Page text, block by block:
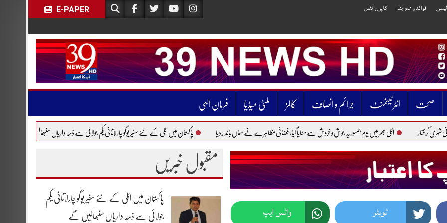
E-PAPER قوائد و ضوابط
کاپی رائٹس
صحت انٹرٹینمنٹ جرائم و انصاف کالمز ملٹی میڈیا فرمان الہی
اٹلی بھر میں یومِ جمہوریہ جوش و خروش سے منایا گیا، فضائی مظاہرے نے سماں باندھ دیا پاکستان میں اٹلی کے نئے سفیر یوگو چارلاتانی یکم جولائی سے ذمہ داریاں سنبھالیں گے
مقبول خبریں
پاکستان میں اٹلی کے نئے سفیر یوگو چارلاتانی یکم
جولائی سے ذمہ داریاں سنبھالیں گے ٹویٹر واٹس ایپ